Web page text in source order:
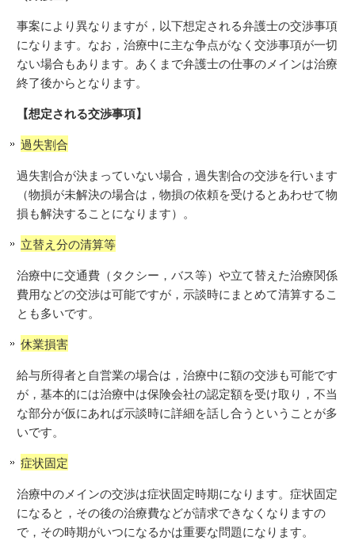
事案により異なりますが，以下想定される弁護士の交渉事項
になります。なお，治療中に主な争点がなく交渉事項が一切
ない場合もあります。あくまで弁護士の仕事のメインは治療
終了後からとなります。
【想定される交渉事項】
過失割合
過失割合が決まっていない場合，過失割合の交渉を行います
（物損が未解決の場合は，物損の依頼を受けるとあわせて物
損も解決することになります）。
立替え分の清算等
治療中に交通費（タクシー，バス等）や立て替えた治療関係
費用などの交渉は可能ですが，示談時にまとめて清算するこ
とも多いです。
休業損害
給与所得者と自営業の場合は，治療中に額の交渉も可能です
が，基本的には治療中は保険会社の認定額を受け取り，不当
な部分が仮にあれば示談時に詳細を話し合うということが多
いです。
症状固定
治療中のメインの交渉は症状固定時期になります。症状固定
になると，その後の治療費などが請求できなくなりますの
で，その時期がいつになるかは重要な問題になります。